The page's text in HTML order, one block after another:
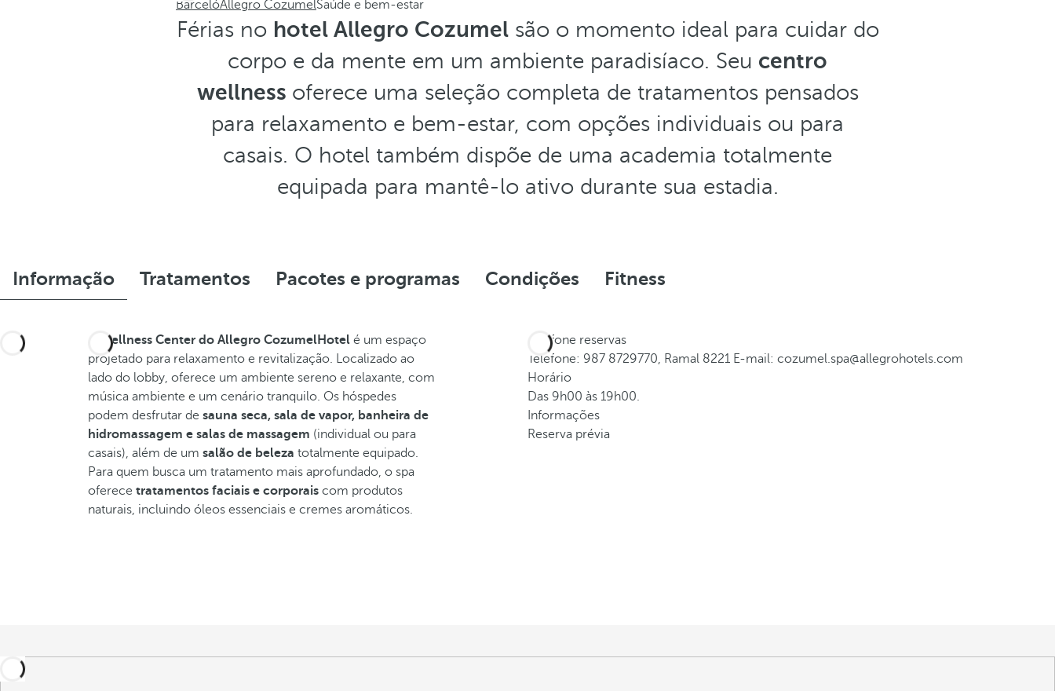
BarcelóAllegro CozumelSaúde e bem-estar
Férias no hotel Allegro Cozumelsão o momento ideal para cuidar do
corpo e da mente em um ambiente paradisíaco. Seu centro
wellness oferece uma seleção completa de tratamentos pensados
para relaxamento e bem-estar, com opções individuais ou para
casais. O hotel também dispõe de uma academia totalmente
equipada para mantê-lo ativo durante sua estadia.
Informação Tratamentos Pacotes e programas Condições Fitness
wellness Center do Allegro CozumelHotel é um espaço
projetado para relaxamento e revitalização. Localizado ao
lado do lobby, oferece um ambiente sereno e relaxante, com
música ambiente e um cenário tranquilo. Os hóspedes
podem desfrutar de sauna seca, sala de vapor, banheira de
hidromassagem e salas de massagem (individual ou para
casais), além de um salão de beleza totalmente equipado.
Para quem busca um tratamento mais aprofundado, o spa
oferece tratamentos faciais e corporais com produtos
naturais, incluindo óleos essenciais e cremes aromáticos.
Telefone reservas
Telefone: 987 8729770, Ramal 8221 E-mail: cozumel.spa@allegrohotels.com
Horário
Das 9h00 às 19h00.
Informações
Reserva prévia